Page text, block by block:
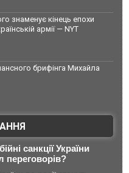
знаменує кінець епохи
армії — NYT
брифінга Михайла
санкції України
переговорів?